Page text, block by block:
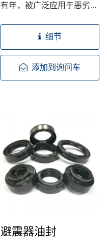
有年，被广泛应用于恶劣的
车、拖车和农业机械等。此
设计为组合式，从剖面图上
看像个迷宫，并注入牛油，
且有多个防尘唇，而主唇有
大的设计、制造能力、相关
知识与经验。在设计与制造
这类密封件时需考量很多因
素，而且常用多个唇的组合
来达到最具成本效益的解决
细节
添加到询问车
避震器油封